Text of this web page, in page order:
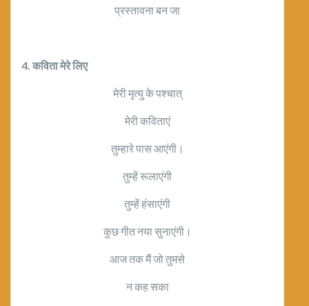
प्रस्तावना बन जा
4. कविता मेरे लिए
मेरी मृत्यु के पश्चात्
मेरी कविताएं
तुम्हारे पास आएंगी।
तुम्हें रूलाएंगी
तुम्हें हंसाएंगी
कुछ गीत नया सुनाएंगी।
आज तक मैं जो तुमसे
न कह सका